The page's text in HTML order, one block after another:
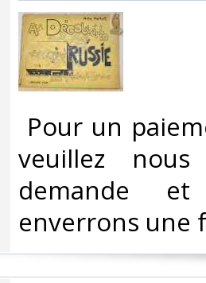
Pour un
veuillez
demande
enverrons une